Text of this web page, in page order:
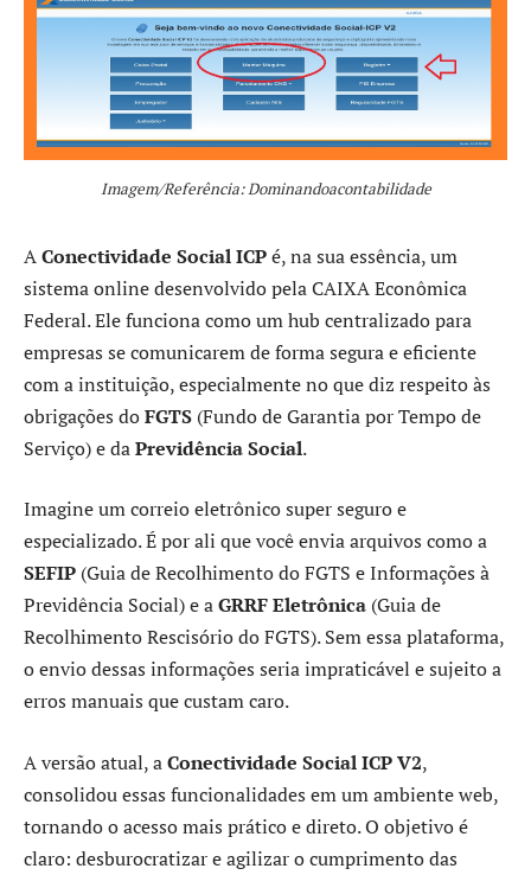
Imagem/Referência: Dominandoacontabilidade
AConectividade Social ICPé, na sua essência, um
sistema online desenvolvido pela CAIXA Econômica
Federal. Ele funciona como um hub centralizado para
empresas se comunicarem de forma segura e eficiente
com a instituição, especialmente no que diz respeito às
obrigações doFGTS (Fundo de Garantia por Tempo de
Serviço) e daPrevidência Social.
Imagine um correio eletrônico super seguro e
especializado. É por ali que você envia arquivos como a
SEFIP (Guia de Recolhimento do FGTS e Informações à
Previdência Social) e aGRRF Eletrônica (Guia de
Recolhimento Rescisório do FGTS). Sem essa plataforma,
o envio dessas informações seria impraticável e sujeito a
erros manuais que custam caro.
A versão atual, aConectividade Social ICP V2,
consolidou essas funcionalidades em um ambiente web,
tornando o acesso mais prático e direto. O objetivo é
claro: desburocratizar e agilizar o cumprimento das